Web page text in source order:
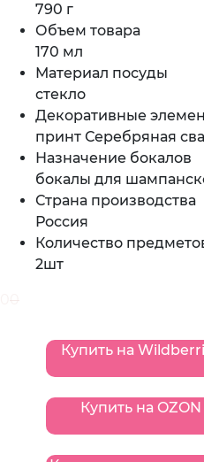
790 г
Объем товара
170 мл
Материал посуды
стекло
Декоративные
принт Серебряная
Назначение бокалов
бокалы для
Страна производства
Россия
Количество
2шт
0
Купить на OZON
Купить на